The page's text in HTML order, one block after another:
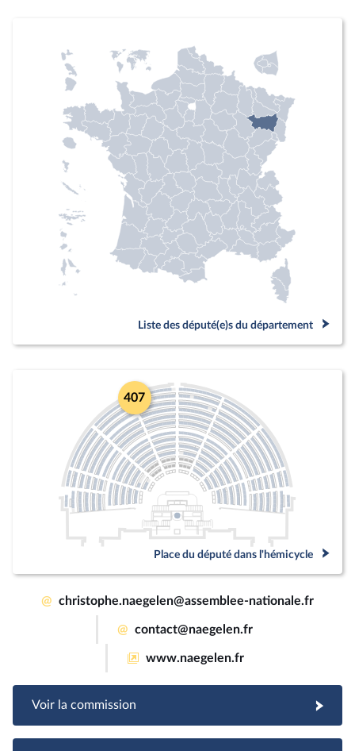
Liste des député(e)s du département
407
Place du député dans l'hémicycle
@ christophe.naegelen@assemblee-nationale.fr
@ contact@naegelen.fr
www.naegelen.fr
Voir la commission